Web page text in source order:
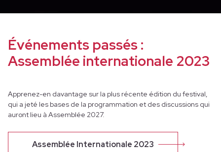
Événements passés :
Assemblée internationale 2023
Apprenez-en davantage sur la plus récente édition du festival,
qui a jeté les bases de la programmation et des discussions qui
auront lieu à Assemblée 2027.
Assemblée Internationale 2023